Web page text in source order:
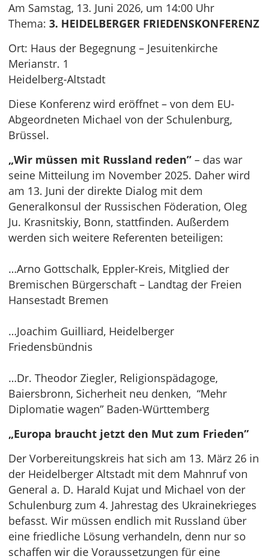
Am Samstag, 13. Juni 2026, um 14:00 Uhr
Thema: 3. HEIDELBERGER FRIEDENSKONFERENZ
Ort: Haus der Begegnung – Jesuitenkirche
Merianstr. 1
Heidelberg-Altstadt
Diese Konferenz wird eröffnet – von dem EU-
Abgeordneten Michael von der Schulenburg,
Brüssel.
„Wir müssen mit Russland reden” – das war
seine Mitteilung im November 2025. Daher wird
am 13. Juni der direkte Dialog mit dem
Generalkonsul der Russischen Föderation, Oleg
Ju. Krasnitskiy, Bonn, stattfinden. Außerdem
werden sich weitere Referenten beteiligen:
…Arno Gottschalk, Eppler-Kreis, Mitglied der
Bremischen Bürgerschaft – Landtag der Freien
Hansestadt Bremen
…Joachim Guilliard, Heidelberger
Friedensbündnis
…Dr. Theodor Ziegler, Religionspädagoge,
Baiersbronn, Sicherheit neu denken, “Mehr
Diplomatie wagen” Baden-Württemberg
„Europa braucht jetzt den Mut zum Frieden”
Der Vorbereitungskreis hat sich am 13. März 26 in
der Heidelberger Altstadt mit dem Mahnruf von
General a. D. Harald Kujat und Michael von der
Schulenburg zum 4. Jahrestag des Ukrainekrieges
befasst. Wir müssen endlich mit Russland über
eine friedliche Lösung verhandeln, denn nur so
schaffen wir die Voraussetzungen für eine